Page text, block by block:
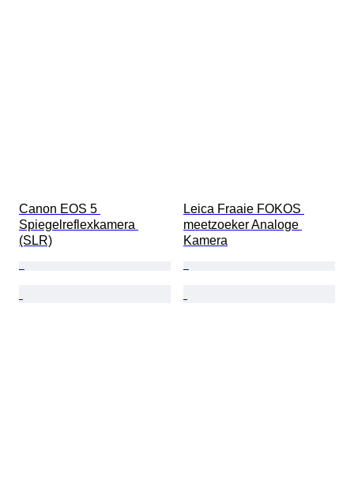
Canon EOS 5
Spiegelreflexkamera
(SLR)
Leica Fraaie FOKOS
meetzoeker Analoge
Kamera